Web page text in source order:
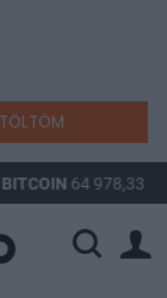
BITCOIN64 978,33